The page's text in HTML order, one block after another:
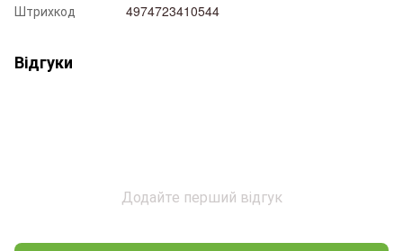
Штрихкод
4974723410544
Відгуки
Додайте перший відгук